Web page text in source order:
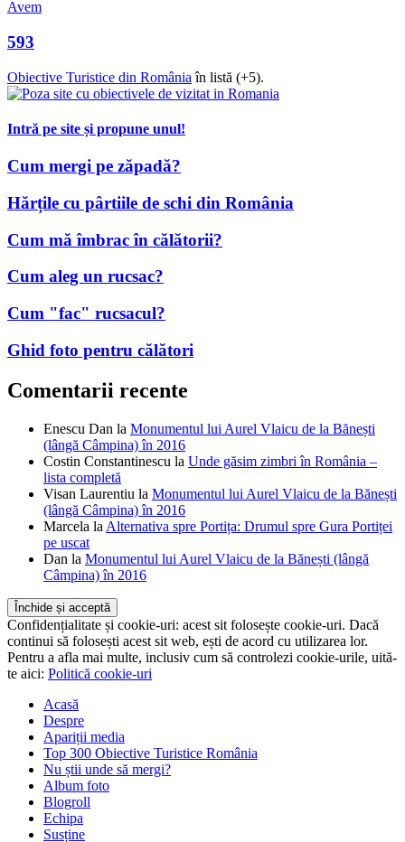
Avem
593
Obiective Turistice din Româniaîn listă (+5).
Intră pe site și propune unul!
Cum mergi pe zăpadă?
Hărțile cu pârtiile de schi din România
Cum mă îmbrac în călătorii?
Cum aleg un rucsac?
Cum "fac" rucsacul?
Ghid foto pentru călători
Comentarii recente
Enescu Dan la Monumentul lui Aurel Vlaicu de la Bănești
(lângă Câmpina) în 2016
Costin Constantinescu la Unde găsim zimbri în România –
lista completă
Visan Laurentiu la Monumentul lui Aurel Vlaicu de la Bănești
(lângă Câmpina) în 2016
Marcela laAlternativa spre Portița: Drumul spre Gura Portiței
pe uscat
Dan la Monumentul lui Aurel Vlaicu de la Bănești (lângă
Câmpina) în 2016
Confidențialitate și cookie-uri: acest sit folosește cookie-uri. Dacă
continui să folosești acest sit web, ești de acord cu utilizarea lor.
Pentru a afla mai multe, inclusiv cum să controlezi cookie-urile, uită-
te aici: Politică cookie-uri
Acasă
Despre
Apariții media
Top 300 Obiective Turistice România
Nu știi unde să mergi?
Album foto
Blogroll
Echipa
Susține